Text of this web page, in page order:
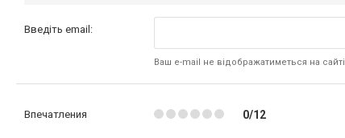
Введіть email:
Ваш e-mail не відображатиметься на сайті
Впечатления 0/12